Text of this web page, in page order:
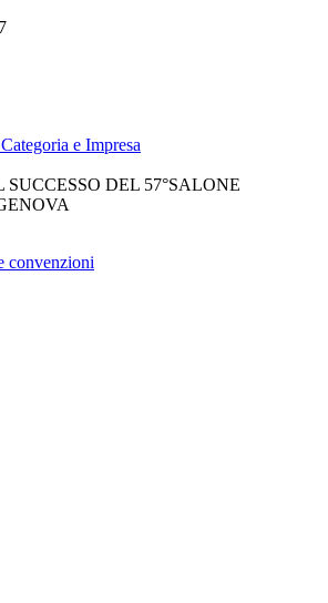
e Impresa
DEL 57°SALONE
convenzioni